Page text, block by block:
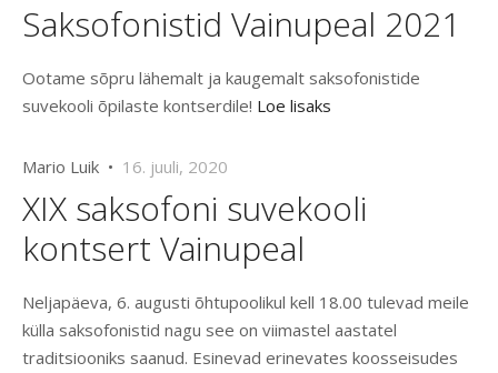
Saksofonistid Vainupeal 2021
Ootame sõpru lähemalt ja kaugemalt saksofonistide
suvekooli õpilaste kontserdile! Loe lisaks
Mario Luik • 16. juuli, 2020
XIX saksofoni suvekooli
kontsert Vainupeal
Neljapäeva, 6. augusti õhtupoolikul kell 18.00 tulevad meile
külla saksofonistid nagu see on viimastel aastatel
traditsiooniks saanud. Esinevad erinevates koosseisudes